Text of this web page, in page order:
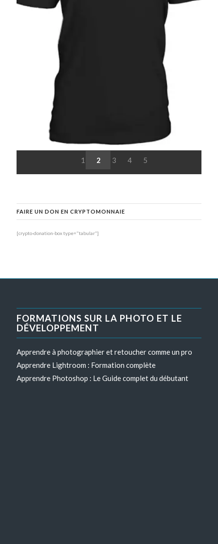
1 2 3 4 5
FAIRE UN DON EN CRYPTOMONNAIE
[crypto-donation-box type="tabular"]
FORMATIONS SUR LA PHOTO ET LE
DÉVELOPPEMENT
Apprendre à photographier et retoucher comme un pro
Apprendre Lightroom : Formation complète
Apprendre Photoshop : Le Guide complet du débutant